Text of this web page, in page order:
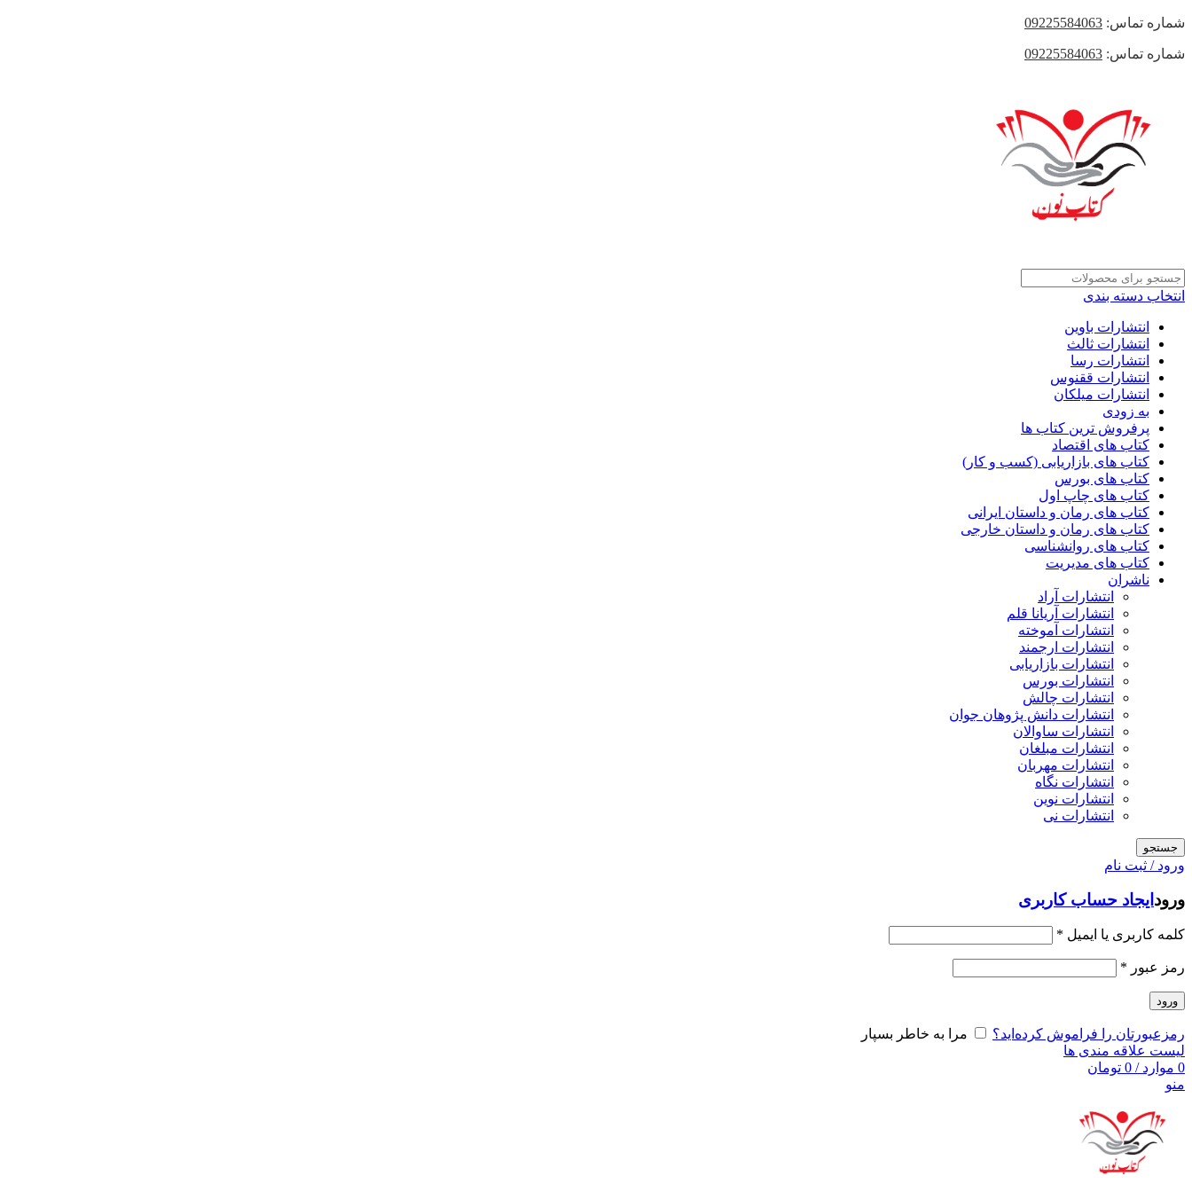
شماره تماس: 09225584063
شماره تماس: 09225584063
انتخاب دسته بندی
انتشارات باوین
انتشارات ثالث
انتشارات رسا
انتشارات ققنوس
انتشارات میلکان
به زودی
پرفروش ترین کتاب ها
کتاب های اقتصاد
کتاب های بازاریابی (کسب و کار)
کتاب های بورس
کتاب های چاپ اول
کتاب های رمان و داستان ایرانی
کتاب های رمان و داستان خارجی
کتاب های روانشناسی
کتاب های مدیریت
ناشران
انتشارات آراد
انتشارات آریانا قلم
انتشارات آموخته
انتشارات ارجمند
انتشارات بازاریابی
انتشارات بورس
انتشارات چالش
انتشارات دانش پژوهان جوان
انتشارات ساوالان
انتشارات مبلغان
انتشارات مهربان
انتشارات نگاه
انتشارات نوین
انتشارات نی
جستجو
ورود / ثبت نام
ورود ایجاد حساب کاربری
کلمه کاربری یا ایمیل *
رمز عبور *
ورود
رمزعبورتان را فراموش کرده‌اید؟
مرا به خاطر بسپار
لیست علاقه مندی ها
0 موارد /
0 تومان
منو